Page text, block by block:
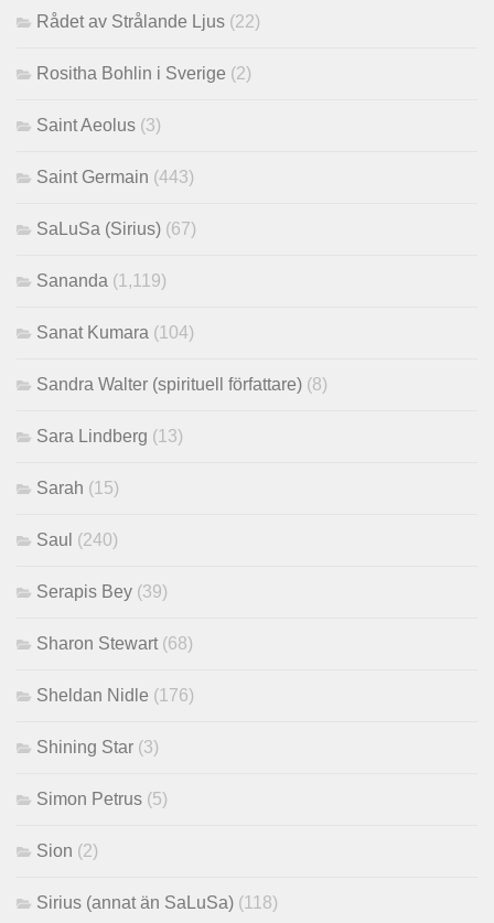
Rådet av Strålande Ljus (22)
Rositha Bohlin i Sverige (2)
Saint Aeolus (3)
Saint Germain (443)
SaLuSa (Sirius) (67)
Sananda (1,119)
Sanat Kumara (104)
Sandra Walter (spirituell författare) (8)
Sara Lindberg (13)
Sarah (15)
Saul (240)
Serapis Bey (39)
Sharon Stewart (68)
Sheldan Nidle (176)
Shining Star (3)
Simon Petrus (5)
Sion (2)
Sirius (annat än SaLuSa) (118)